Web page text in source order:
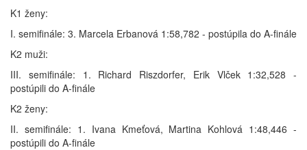
K1 ženy:
I. semifinále: 3. Marcela Erbanová 1:58,782 - postúpila do A-finále
K2 muži:
III. semifinále: 1. Richard Riszdorfer, Erik Vlček 1:32,528 -
postúpili do A-finále
K2 ženy:
II. semifinále: 1. Ivana Kmeťová, Martina Kohlová 1:48,446 -
postúpili do A-finále